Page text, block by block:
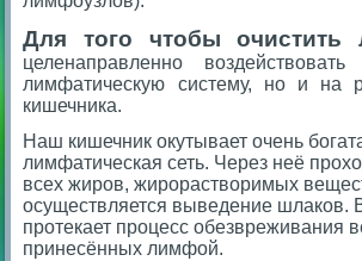
Для того чтобы очистить
целенаправленно
лимфатическую систему, но и на
кишечника.
Наш кишечник окутывает очень
лимфатическая сеть. Через неё
всех жиров, жирорастворимых
осуществляется выведение шлаков.
протекает процесс обезвреживания
принесённых лимфой.